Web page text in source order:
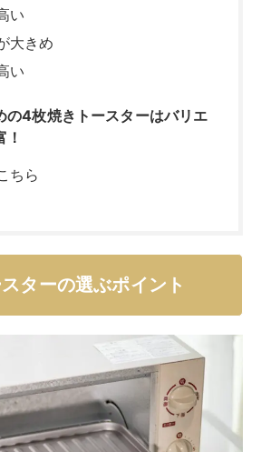
い
大きめ
い
の4枚焼きトースターはバリエ
ちら
ターの選ぶポイント